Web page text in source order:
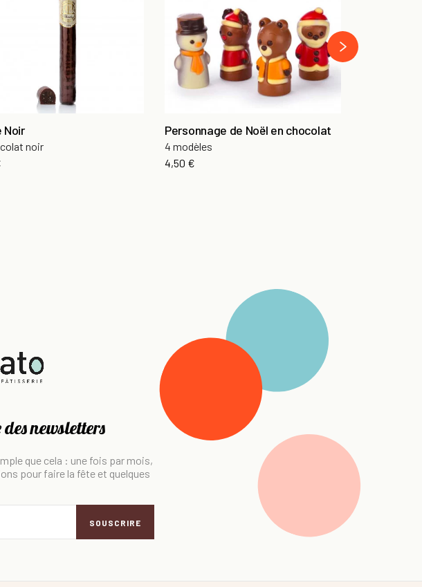
Noir
noir
Personnage de Noël en chocolat
4 modèles
4,50 €
›
newsletters
que cela : une fois par mois,
pour faire la fête et quelques
SOUSCRIRE